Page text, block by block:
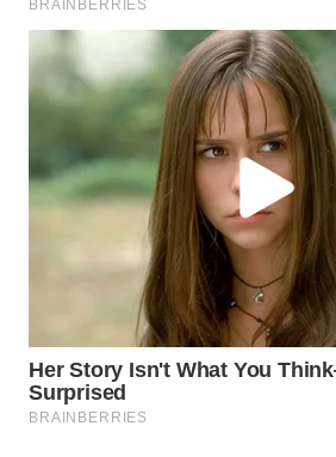
KOPEKLIN
PORTAL
FORWAMKI
ALPERKLINAS
TAMBANG
NEWS